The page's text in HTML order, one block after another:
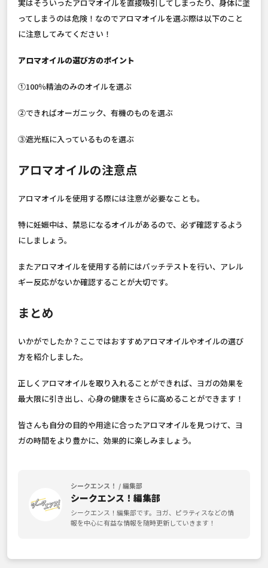
実はそういったアロマオイルを直接吸引してしまったり、身体に塗
ってしまうのは危険！なのでアロマオイルを選ぶ際は以下のこと
に注意してみてください！
アロマオイルの選び方のポイント
①100％精油のみのオイルを選ぶ
②できればオーガニック、有機のものを選ぶ
③遮光瓶に入っているものを選ぶ
アロマオイルの注意点
アロマオイルを使用する際には注意が必要なことも。
特に妊娠中は、禁忌になるオイルがあるので、必ず確認するよう
にしましょう。
またアロマオイルを使用する前にはパッチテストを行い、アレル
ギー反応がないか確認することが大切です。
まとめ
いかがでしたか？ここではおすすめアロマオイルやオイルの選び
方を紹介しました。
正しくアロマオイルを取り入れることができれば、ヨガの効果を
最大限に引き出し、心身の健康をさらに高めることができます！
皆さんも自分の目的や用途に合ったアロマオイルを見つけて、ヨ
ガの時間をより豊かに、効果的に楽しみましょう。
シークエンス！ / 編集部
シークエンス！編集部
シークエンス！編集部です。ヨガ、ピラティスなどの情
報を中心に有益な情報を随時更新していきます！